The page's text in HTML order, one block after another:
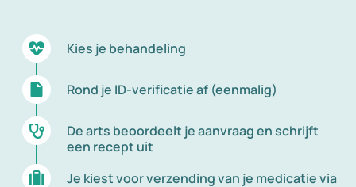
Kies je behandeling
Rond je ID-verificatie af (eenmalig)
De arts beoordeelt je aanvraag en schrijft
een recept uit
Je kiest voor verzending van je medicatie via